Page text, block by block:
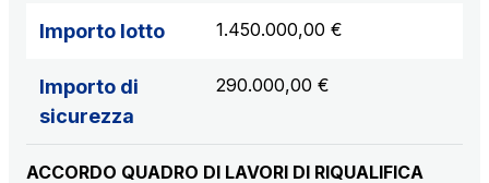
Importo lotto 1.450.000,00 €
Importo di
sicurezza
290.000,00 €
ACCORDO QUADRO DI LAVORI DI RIQUALIFICA